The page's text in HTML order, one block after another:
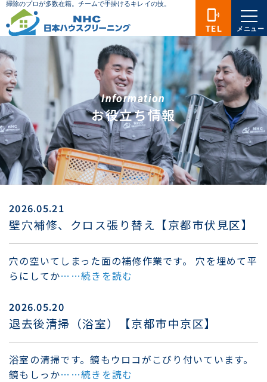
Information
お役立ち情報
2026.05.21
壁穴補修、クロス張り替え【京都市伏見区】
穴の空いてしまった面の補修作業です。 穴を埋めて平
らにしてか……続きを読む
2026.05.20
退去後清掃（浴室）【京都市中京区】
浴室の清掃です。鏡もウロコがこびり付いています。
鏡もしっか……続きを読む
phonelink_ring
TEL メニュー